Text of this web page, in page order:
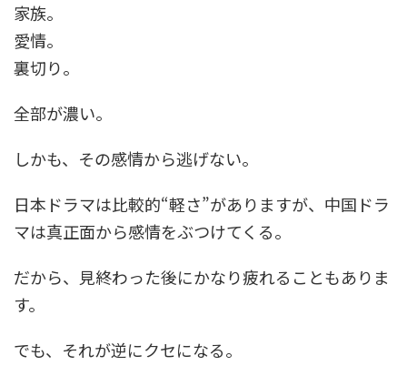
家族。
愛情。
裏切り。
全部が濃い。
しかも、その感情から逃げない。
日本ドラマは比較的“軽さ”がありますが、中国ドラ
マは真正面から感情をぶつけてくる。
だから、見終わった後にかなり疲れることもありま
す。
でも、それが逆にクセになる。